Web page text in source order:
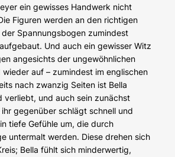
ein gewisses Handwerk nicht
Figuren werden an den richtigen
Spannungsbogen zumindest
Und auch ein gewisser Witz
angesichts der ungewöhnlichen
wieder auf – zumindest im englischen
nach zwanzig Seiten ist Bella
verliebt, und auch sein zunächst
gegenüber schlägt schnell und
tiefe Gefühle um, die durch
untermalt werden. Diese drehen sich
Bella fühlt sich minderwertig,